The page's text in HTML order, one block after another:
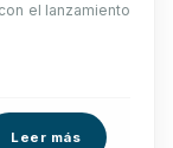
el lanzamiento
Leer más